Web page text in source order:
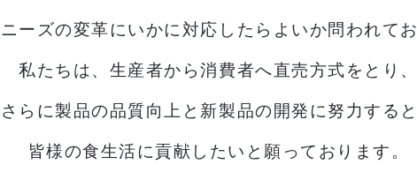
ーズの変革にいかに対応したらよいか問われてお
私たちは、生産者から消費者へ直売方式をとり、
らに製品の品質向上と新製品の開発に努力する
皆様の食生活に貢献したいと願っております。